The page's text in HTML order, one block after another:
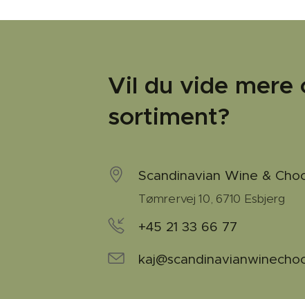
Vil du vide mere
sortiment?
Scandinavian Wine &
Tømrervej 10, 6710 Esbjerg
+45 21 33 66 77